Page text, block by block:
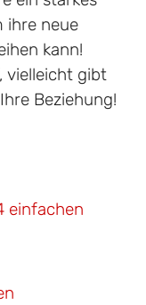
ihre neue
kann!
vielleicht gibt
Beziehung!
einfachen